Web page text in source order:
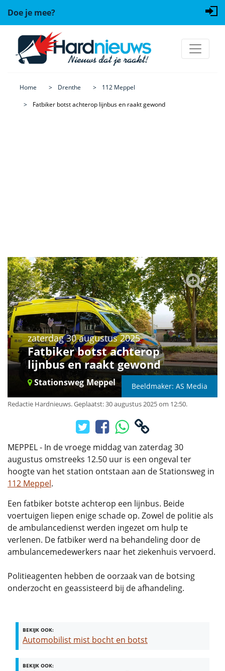
Doe je mee?
Home Drenthe
112 Meppel
Fatbiker botst achterop lijnbus en raakt gewond
zaterdag 30 augustus 2025
Fatbiker botst achterop
lijnbus en raakt gewond
Stationsweg Meppel Beeldmaker: AS Media
Redactie Hardnieuws.Geplaatst: 30 augustus 2025 om 12:50.
MEPPEL - In de vroege middag van zaterdag 30
augustus omstreeks 12.50 uur is een ongeval ter
hoogte van het station ontstaan aan de Stationsweg in
112 Meppel.
Een fatbiker botste achterop een lijnbus. Beide
voertuigen liepen enige schade op. Zowel de politie als
de ambulancedienst werden ingezet om hulp te
verlenen. De fatbiker werd na behandeling door de
ambulancemedewerkers naar het ziekenhuis vervoerd.
Politieagenten hebben de oorzaak van de botsing
onderzocht en geassisteerd bij de afhandeling.
BEKIJK OOK:
Automobilist mist bocht en botst
BEKIJK OOK: